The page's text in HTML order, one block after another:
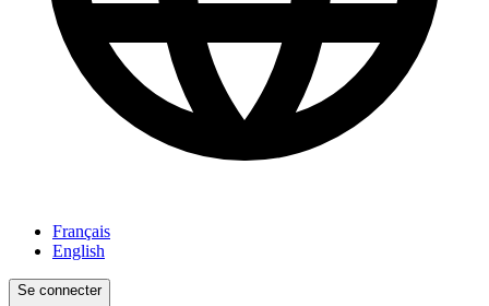
Français
English
Se connecter